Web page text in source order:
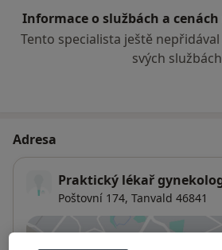
Informace o službách a
Tento specialista ještě
svých
Adresa
Praktický lékař
Poštovní 174, Tanvald 46841